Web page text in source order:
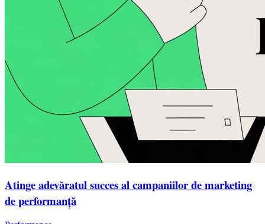
Atinge adevăratul succes al campaniilor de marketing
de performanță